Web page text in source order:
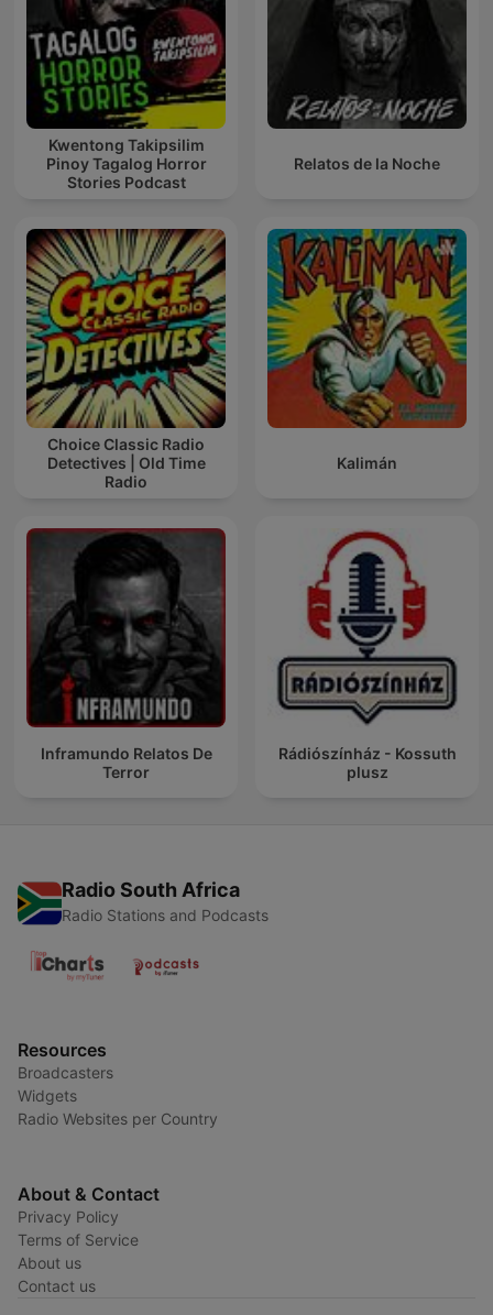
Kwentong Takipsilim
Pinoy Tagalog Horror
Stories Podcast
Relatos de la Noche
Choice Classic Radio
Detectives | Old Time
Radio
Kalimán
Inframundo Relatos De
Terror
Rádiószínház - Kossuth
plusz
Radio South Africa
Radio Stations and Podcasts
Resources
Broadcasters
Widgets
Radio Websites per Country
About & Contact
Privacy Policy
Terms of Service
About us
Contact us